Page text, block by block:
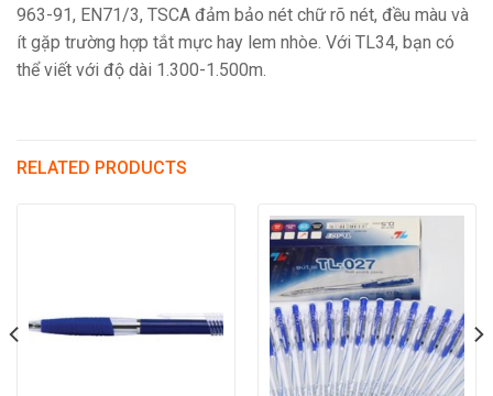
963-91, EN71/3, TSCA đảm bảo nét chữ rõ nét, đều màu và
ít gặp trường hợp tắt mực hay lem nhòe. Với TL34, bạn có
thể viết với độ dài 1.300-1.500m.
RELATED PRODUCTS